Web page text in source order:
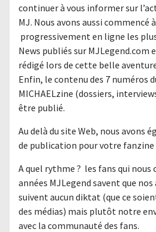
continuer à vous informer sur
MJ. Nous avons aussi commencé
progressivement en ligne les
News publiés sur MJLegend.com
rédigé lors de cette belle
Enfin, le contenu des 7 numéros
MICHAELzine (dossiers,
être publié.
Au delà du site Web, nous avons
de publication pour votre fanzine
A quel rythme ? les fans qui nous
années MJLegend savent que
suivent aucun diktat (que ce
des médias) mais plutôt notre
avec la communauté des fans.